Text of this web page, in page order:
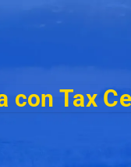
con Tax